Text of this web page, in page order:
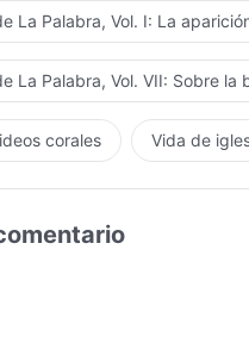
La Palabra, Vol. I: La
La Palabra, Vol. VII: Sobre
corales Vida de